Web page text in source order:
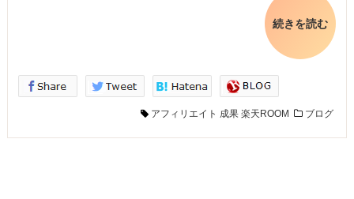
続きを読む
アフィリエイト 成果 楽天ROOM ブログ